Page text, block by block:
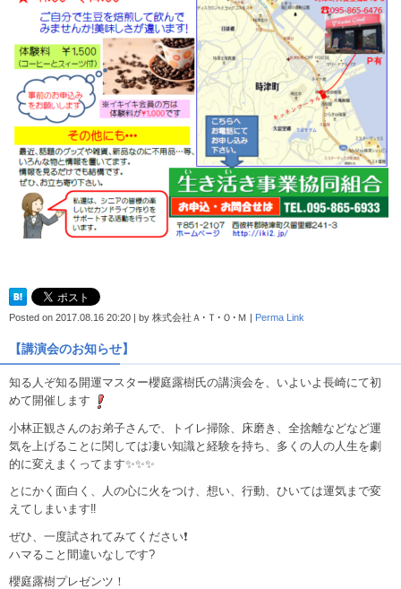
Posted on 2017.08.16 20:20 by 株式会社Ａ･Ｔ･Ｏ･Ｍ Perma Link
【講演会のお知らせ】
知る人ぞ知る開運マスター櫻庭露樹氏の講演会を、いよいよ長崎にて初
めて開催します
小林正観さんのお弟子さんで、トイレ掃除、床磨き、全捨離などなど運
気を上げることに関しては凄い知識と経験を持ち、多くの人の人生を劇
的に変えまくってます✨✨✨
とにかく面白く、人の心に火をつけ、想い、行動、ひいては運気まで変
えてしまいます‼
ぜひ、一度試されてみてください❗
ハマること間違いなしです?
櫻庭露樹プレゼンツ！